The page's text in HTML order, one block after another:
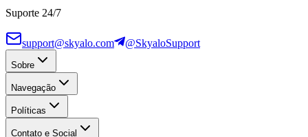
Suporte 24/7
support@skyalo.com @SkyaloSupport
Sobre
Navegação
Políticas
Contato e Social